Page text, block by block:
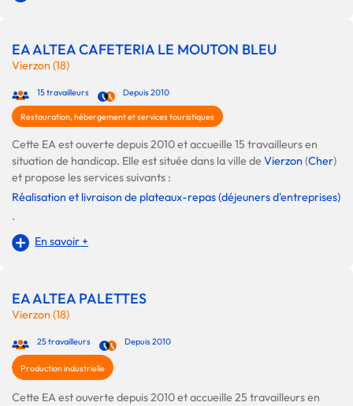
EA ALTEA CAFETERIA LE MOUTON BLEU
Vierzon (18)
15 travailleurs Depuis 2010
Restauration, hébergement et services touristiques
Cette EA est ouverte depuis 2010 et accueille 15 travailleurs en
situation de handicap. Elle est située dans la ville deVierzon (Cher)
et propose les services suivants :
Réalisation et livraison de plateaux-repas (déjeuners d'entreprises)
.
En savoir +
EA ALTEA PALETTES
Vierzon (18)
25 travailleurs Depuis 2010
Production industrielle
Cette EA est ouverte depuis 2010 et accueille 25 travailleurs en